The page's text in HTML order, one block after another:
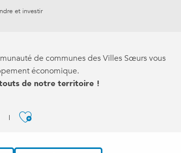
et investir
de communes des Villes Sœurs vous
économique.
de notre territoire !
Ajouter aux favoris